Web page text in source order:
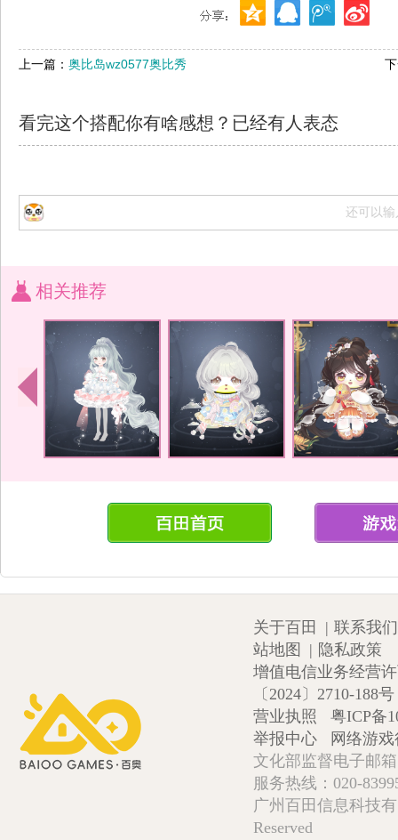
上一篇： 奥比岛wz0577奥比秀
看完这个搭配你有啥感想？已经有人表态
还可以输
相关推荐
关于百田 | 联系我们
站地图
| 隐私政策
增值电信业务经营
〔2024〕2710-188号
营业执照
粤ICP备
举报中心
网络游
文化部监督电子邮
服务热线：020-
广州百田信息科技
Reserved